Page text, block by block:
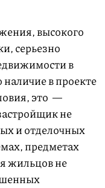
высокого
серьезно
в
в проекте
это —
не
и отделочных
предметах
жильцов не